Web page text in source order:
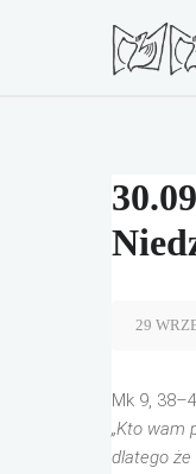
29
Mk 9,
„Kto wam
dlatego że